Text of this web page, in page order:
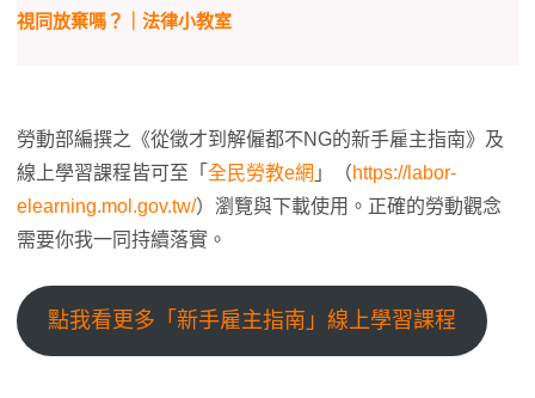
視同放棄嗎？｜法律小教室
勞動部編撰之《從徵才到解僱都不NG的新手雇主指南》及
線上學習課程皆可至「 全民勞教e網 」（https://labor-
elearning.mol.gov.tw/）瀏覽與下載使用。正確的勞動觀念
需要你我一同持續落實。
點我看更多「新手雇主指南」線上學習課程